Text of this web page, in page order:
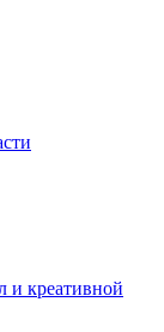
и креативной